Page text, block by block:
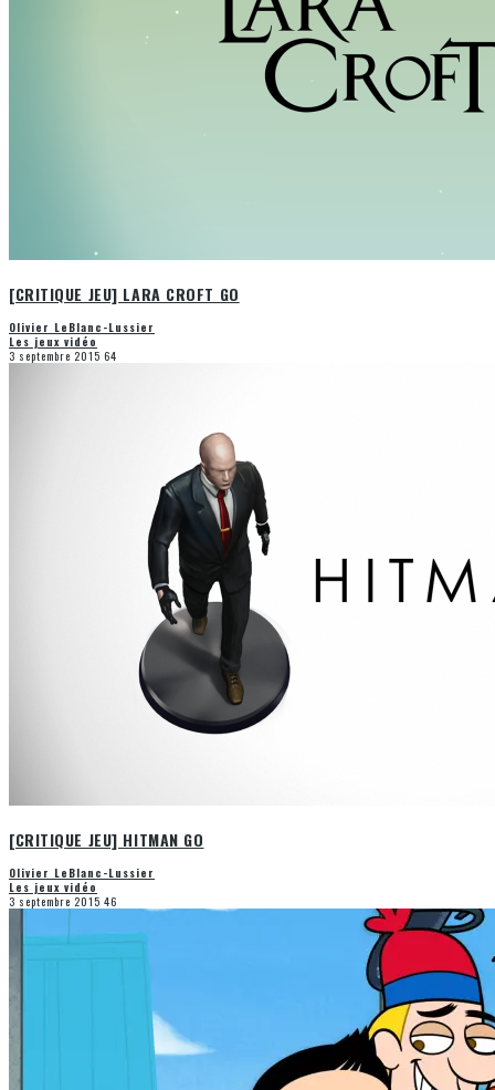
[CRITIQUE JEU] LARA CROFT GO
Olivier LeBlanc-Lussier
Les jeux vidéo
3 septembre 2015 64
[CRITIQUE JEU] HITMAN GO
Olivier LeBlanc-Lussier
Les jeux vidéo
3 septembre 2015 46